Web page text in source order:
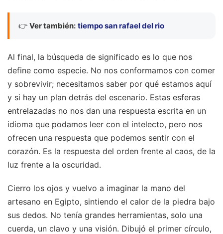
👉 Ver también: tiempo san rafael del rio
Al final, la búsqueda de significado es lo que nos
define como especie. No nos conformamos con comer
y sobrevivir; necesitamos saber por qué estamos aquí
y si hay un plan detrás del escenario. Estas esferas
entrelazadas no nos dan una respuesta escrita en un
idioma que podamos leer con el intelecto, pero nos
ofrecen una respuesta que podemos sentir con el
corazón. Es la respuesta del orden frente al caos, de la
luz frente a la oscuridad.
Cierro los ojos y vuelvo a imaginar la mano del
artesano en Egipto, sintiendo el calor de la piedra bajo
sus dedos. No tenía grandes herramientas, solo una
cuerda, un clavo y una visión. Dibujó el primer círculo,